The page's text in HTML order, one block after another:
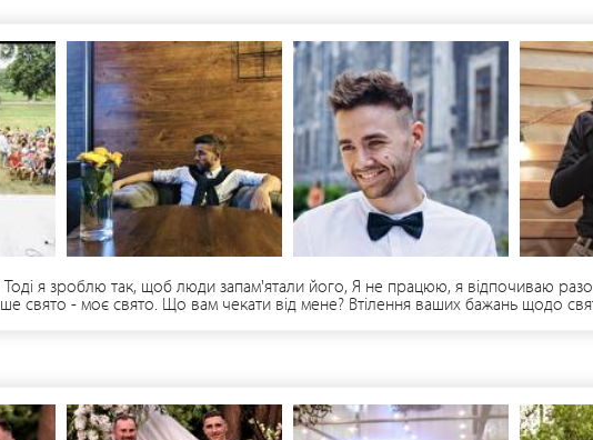
я зроблю так, щоб люди запам'ятали його, Я не працюю, я відпочиваю
свято - моє свято. Що вам чекати від мене? Втілення ваших бажань щодо